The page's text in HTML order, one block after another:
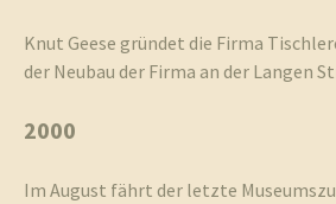
Knut Geese gründet die Firma
der Neubau der Firma an der Langen
2000
Im August fährt der letzte